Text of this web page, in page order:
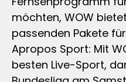
möchten, WOW
passenden Pakete
Apropos Sport: Mit
besten Live-Sport,